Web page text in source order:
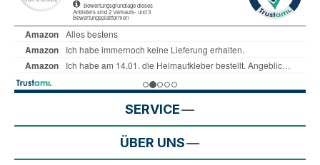
SERVICE
ÜBER UNS